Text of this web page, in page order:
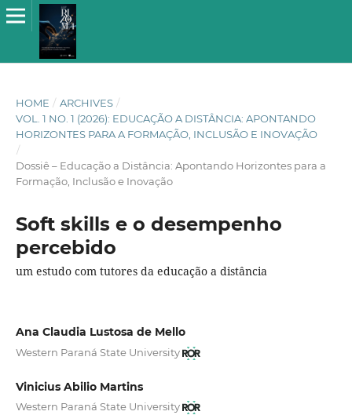
HOME / ARCHIVES /
VOL. 1 NO. 1 (2026): EDUCAÇÃO A DISTÂNCIA: APONTANDO
HORIZONTES PARA A FORMAÇÃO, INCLUSÃO E INOVAÇÃO
/
Dossiê – Educação a Distância: Apontando Horizontes para a
Formação, Inclusão e Inovação
Soft skills e o desempenho
percebido
um estudo com tutores da educação a distância
Ana Claudia Lustosa de Mello
Western Paraná State University
Vinicius Abilio Martins
Western Paraná State University